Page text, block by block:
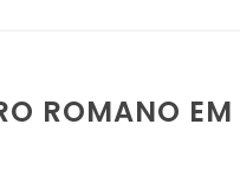
ROMANO